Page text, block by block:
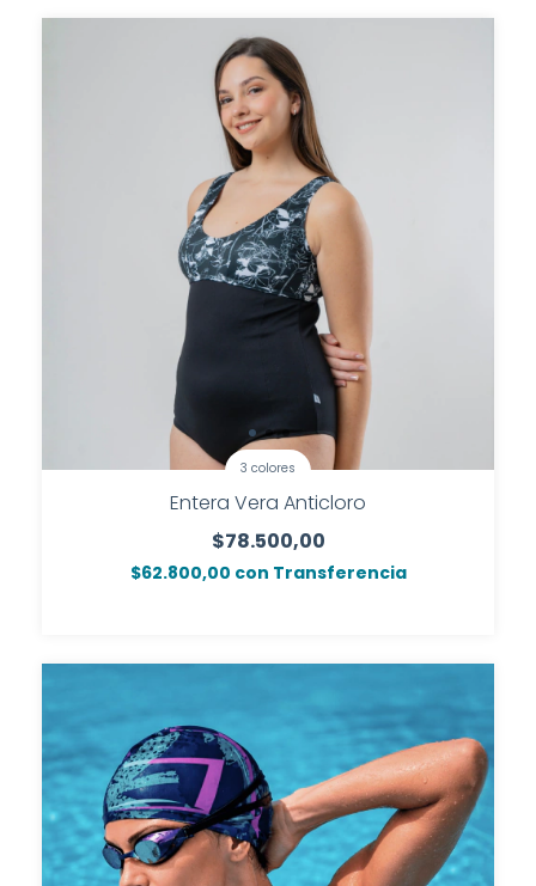
3 colores
Entera Vera Anticloro
$78.500,00
$62.800,00 con Transferencia